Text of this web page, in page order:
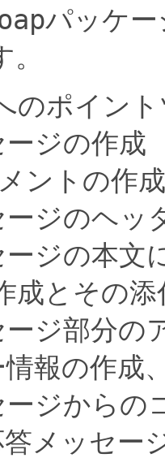
パッケ
のポイン
ージの作成
ントの作成
ージのヘッ
ージの本文
成とその
ージ部分の
情報の作成
ージからの
答メッセー